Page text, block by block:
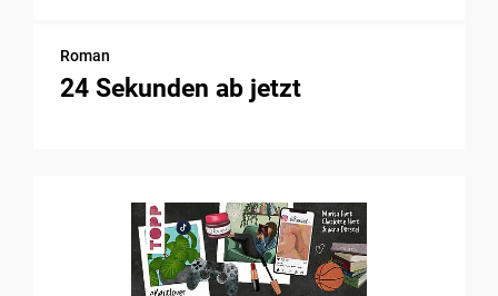
Roman
24 Sekunden ab jetzt